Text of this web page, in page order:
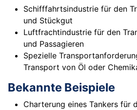
Schifffahrtsindustrie für den
und Stückgut
Luftfrachtindustrie für den
und Passagieren
Spezielle
Transport von Öl oder
Bekannte Beispiele
Charterung eines Tankers für